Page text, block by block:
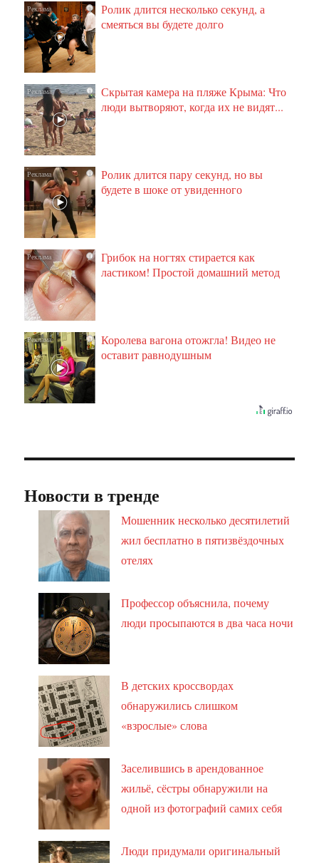
i
Ролик длится несколько секунд, а
смеяться вы будете долго
i
Скрытая камера на пляже Крыма: Что
люди вытворяют, когда их не видят...
i
Ролик длится пару секунд, но вы
будете в шоке от увиденного
i
Грибок на ногтях стирается как
ластиком! Простой домашний метод
i
Королева вагона отожгла! Видео не
оставит равнодушным
Новости в тренде
Мошенник несколько десятилетий
жил бесплатно в пятизвёздочных
отелях
Профессор объяснила, почему
люди просыпаются в два часа ночи
В детских кроссвордах
обнаружились слишком
«взрослые» слова
Заселившись в арендованное
жильё, сёстры обнаружили на
одной из фотографий самих себя
Люди придумали оригинальный